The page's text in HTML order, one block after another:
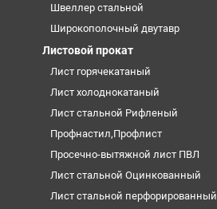
Швеллер стальной
Широкополочный двутавр
Листовой прокат
Лист горячекатаный
Лист холоднокатаный
Лист стальной Рифленый
Профнастил,Профлист
Просечно-вытяжной лист ПВЛ
Лист стальной Оцинкованный
Лист стальной перфорированный